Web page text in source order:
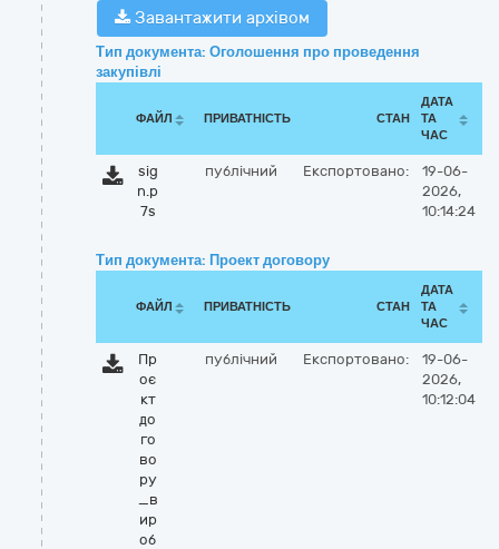
Завантажити архівом
Тип документа: Оголошення про проведення
закупівлі
ФАЙЛ ПРИВАТНІСТЬ СТАН
ДАТА
ТА
ЧАС
sig
n.p
7s
публічний Експортовано:
19-06-
2026,
10:14:24
Тип документа: Проект договору
ФАЙЛ ПРИВАТНІСТЬ СТАН
ДАТА
ТА
ЧАС
Пр
оє
кт
до
го
во
ру
_в
ир
об
публічний Експортовано:
19-06-
2026,
10:12:04